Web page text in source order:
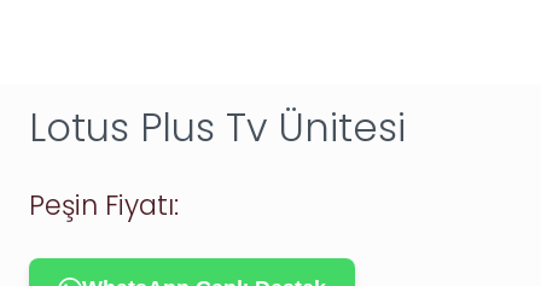
Lotus Plus Tv Ünitesi
Peşin Fiyatı: